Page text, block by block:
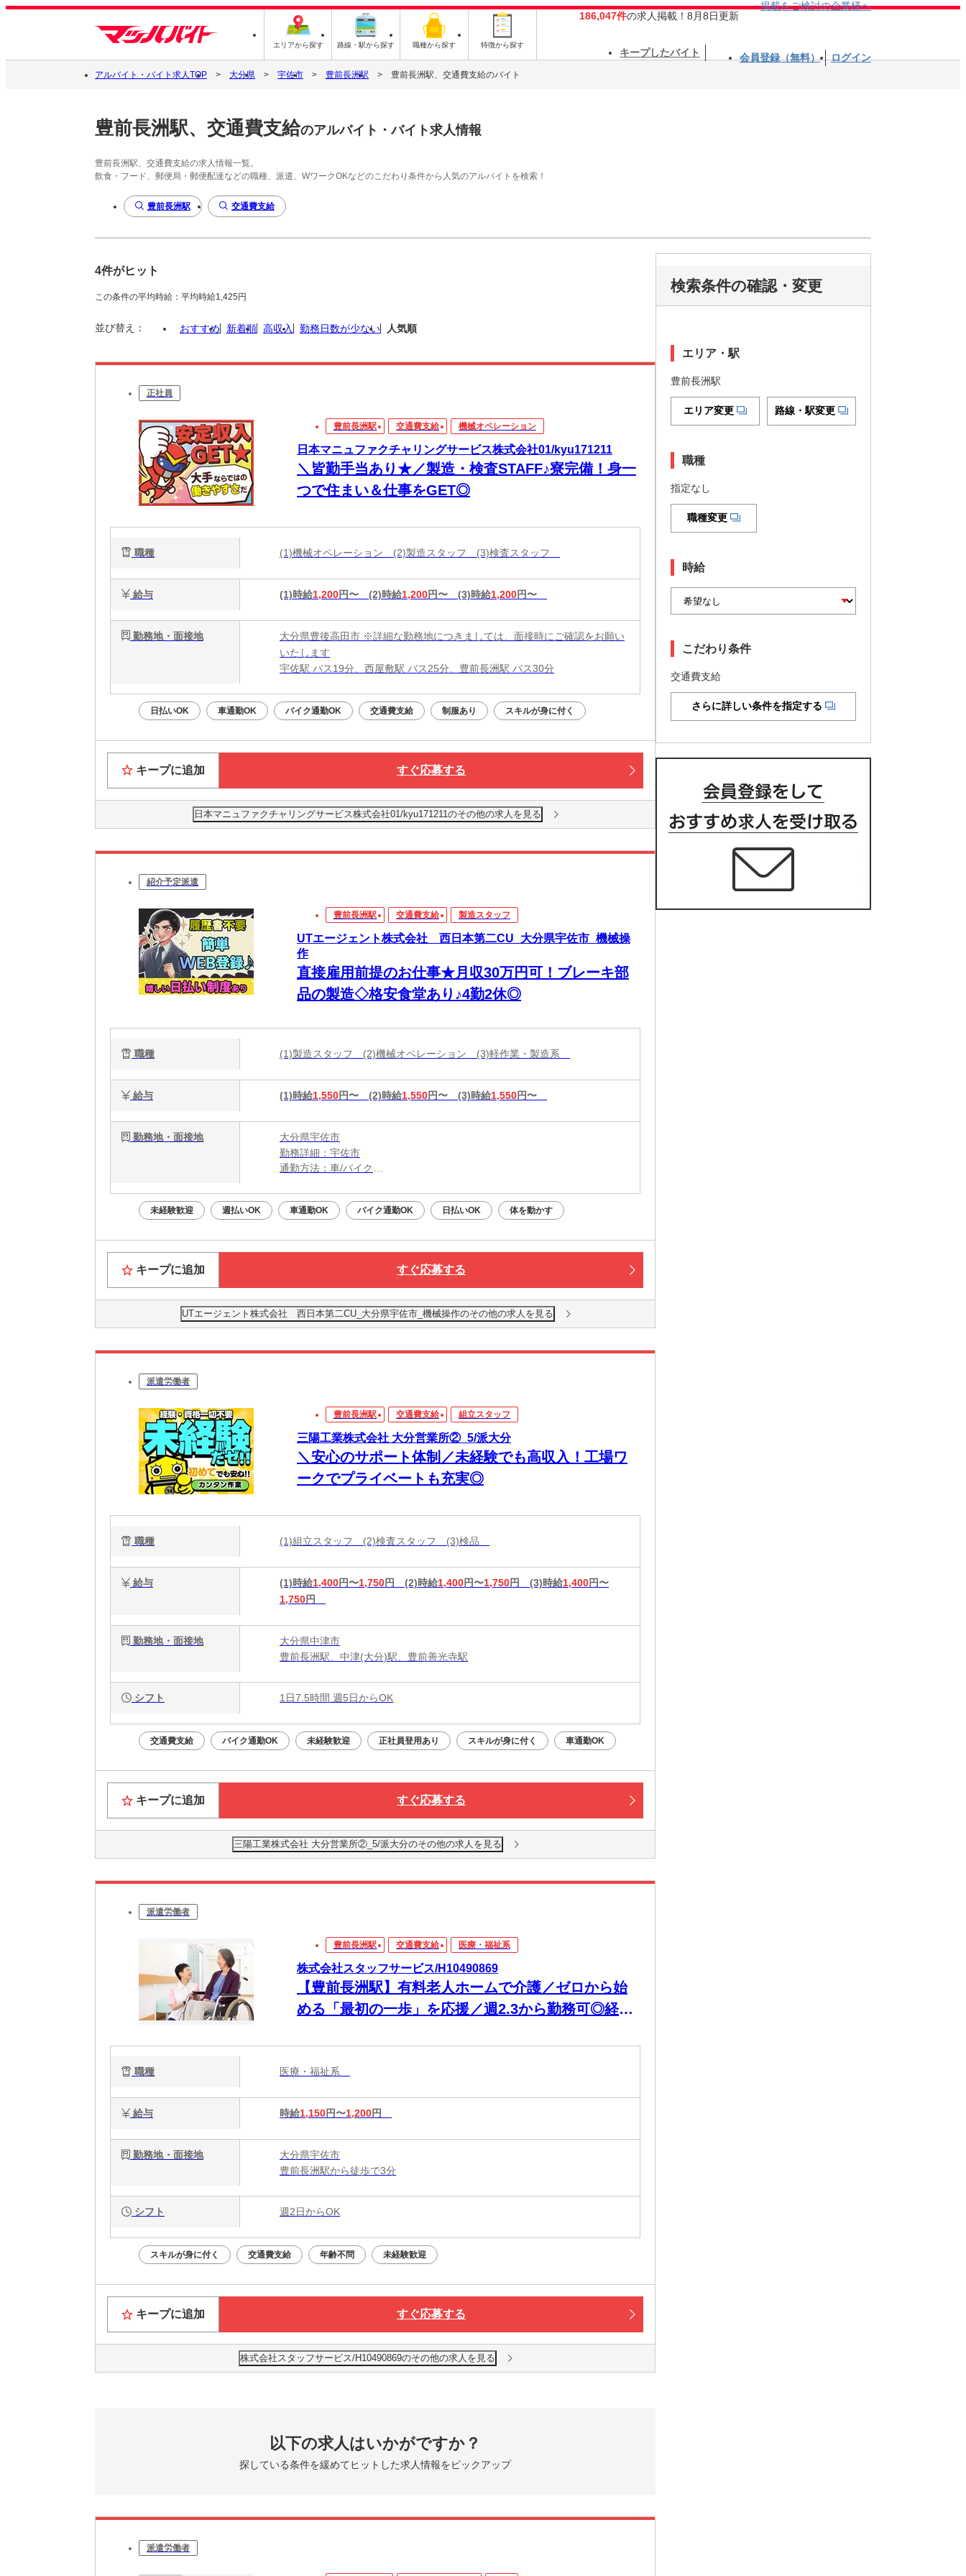
エリアから探す 路線・駅から探す 職種から探す 特徴から探す
186,047件の求人掲載！8月8日更新
掲載をご検討の企業様へ
キープしたバイト 会員登録（無料） ログイン
アルバイト・バイト求人TOP 大分県 宇佐市 豊前長洲駅 豊前長洲駅、交通費支給のバイト
豊前長洲駅、交通費支給のアルバイト・バイト求人情報
豊前長洲駅、交通費支給の求人情報一覧。
飲食・フード、郵便局・郵便配達などの職種、派遣、WワークOKなどのこだわり条件から人気のアルバイトを検索！
豊前長洲駅 交通費支給
4件がヒット
この条件の平均時給：平均時給1,425円
並び替え： おすすめ 新着順 高収入 勤務日数が少ない 人気順
正社員
豊前長洲駅 交通費支給 機械オペレーション
日本マニュファクチャリングサービス株式会社01/kyu171211
＼皆勤手当あり★／製造・検査STAFF♪寮完備！身一
つで住まい＆仕事をGET◎
職種 (1)機械オペレーション (2)製造スタッフ (3)検査スタッフ
給与 (1)時給1,200円〜 (2)時給1,200円〜 (3)時給1,200円〜
勤務地・面接地
大分県豊後高田市 ※詳細な勤務地につきましては、面接時にご確認をお願い
いたします
宇佐駅 バス19分、西屋敷駅 バス25分、豊前長洲駅 バス30分
日払いOK 車通勤OK バイク通勤OK 交通費支給 制服あり スキルが身に付く
キープに追加 すぐ応募する
日本マニュファクチャリングサービス株式会社01/kyu171211のその他の求人を見る
紹介予定派遣
豊前長洲駅 交通費支給 製造スタッフ
UTエージェント株式会社 西日本第二CU_大分県宇佐市_機械操
作
直接雇用前提のお仕事★月収30万円可！ブレーキ部
品の製造◇格安食堂あり♪4勤2休◎
職種 (1)製造スタッフ (2)機械オペレーション (3)軽作業・製造系
給与 (1)時給1,550円〜 (2)時給1,550円〜 (3)時給1,550円〜
勤務地・面接地
大分県宇佐市
勤務詳細：宇佐市
通勤方法：車/バイク
※構内駐車場利用可（4,500円/月）
未経験歓迎 週払いOK 車通勤OK バイク通勤OK 日払いOK 体を動かす
キープに追加 すぐ応募する
UTエージェント株式会社 西日本第二CU_大分県宇佐市_機械操作のその他の求人を見る
派遣労働者
豊前長洲駅 交通費支給 組立スタッフ
三陽工業株式会社 大分営業所②_5/派大分
＼安心のサポート体制／未経験でも高収入！工場ワ
ークでプライベートも充実◎
職種 (1)組立スタッフ (2)検査スタッフ (3)検品
給与 (1)時給1,400円〜1,750円 (2)時給1,400円〜1,750円 (3)時給1,400円〜
1,750円
勤務地・面接地
大分県中津市
豊前長洲駅、中津(大分)駅、豊前善光寺駅
シフト 1日7.5時間 週5日からOK
交通費支給 バイク通勤OK 未経験歓迎 正社員登用あり スキルが身に付く 車通勤OK
キープに追加 すぐ応募する
三陽工業株式会社 大分営業所②_5/派大分のその他の求人を見る
派遣労働者
豊前長洲駅 交通費支給 医療・福祉系
株式会社スタッフサービス/H10490869
【豊前長洲駅】有料老人ホームで介護／ゼロから始
める「最初の一歩」を応援／週2.3から勤務可◎経験
職種 医療・福祉系
給与 時給1,150円〜1,200円
勤務地・面接地
大分県宇佐市
豊前長洲駅から徒歩で3分
シフト 週2日からOK
スキルが身に付く 交通費支給 年齢不問 未経験歓迎
キープに追加 すぐ応募する
株式会社スタッフサービス/H10490869のその他の求人を見る
以下の求人はいかがですか？
探している条件を緩めてヒットした求人情報をピックアップ
派遣労働者
検索条件の確認・変更
エリア・駅
豊前長洲駅
エリア変更 路線・駅変更
職種
指定なし
職種変更
時給
こだわり条件
交通費支給
さらに詳しい条件を指定する